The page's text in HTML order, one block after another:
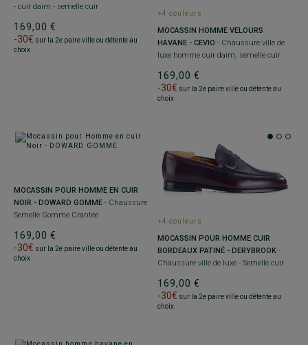
- cuir daim - semelle cuir
169,00 €
-30€ sur la 2e paire ville ou détente au
choix
+4 couleurs
MOCASSIN HOMME VELOURS
HAVANE - CEVIO - Chaussure ville de
luxe homme cuir daim, semelle cuir
169,00 €
-30€ sur la 2e paire ville ou détente au
choix
MOCASSIN POUR HOMME EN CUIR
NOIR - DOWARD GOMME - Chaussure
Semelle Gomme Crantée
169,00 €
-30€ sur la 2e paire ville ou détente au
choix
+4 couleurs
MOCASSIN POUR HOMME CUIR
BORDEAUX PATINÉ - DERYBROOK -
Chaussure ville de luxe - Semelle cuir
169,00 €
-30€ sur la 2e paire ville ou détente au
choix